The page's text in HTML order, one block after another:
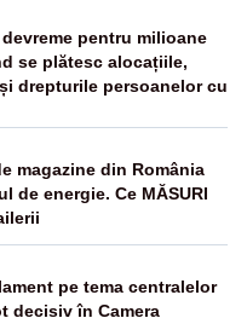
pentru milioane
se plătesc alocațiile,
drepturile persoanelor cu
magazine din România
de energie. Ce MĂSURI
pe tema centralelor
decisiv în Camera